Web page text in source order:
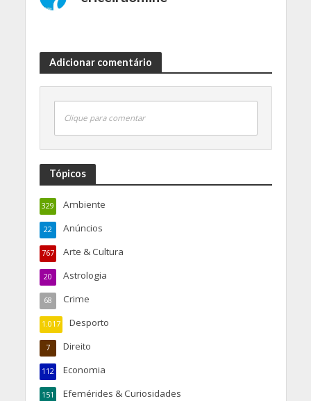
Adicionar comentário
Clique para comentar
Tópicos
Ambiente
329
Anúncios
22
Arte & Cultura
767
Astrologia
20
Crime
68
Desporto
1.017
Direito
7
Economia
112
Efemérides & Curiosidades
151